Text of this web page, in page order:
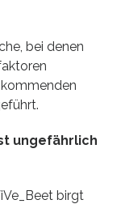
bei denen
ungefährlich
birgt